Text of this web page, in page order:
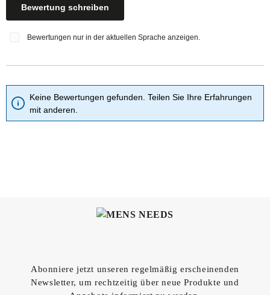
Bewertung schreiben
Bewertungen nur in der aktuellen Sprache anzeigen.
Keine Bewertungen gefunden. Teilen Sie Ihre Erfahrungen
mit anderen.
Abonniere jetzt unseren regelmäßig erscheinenden
Newsletter, um rechtzeitig über neue Produkte und